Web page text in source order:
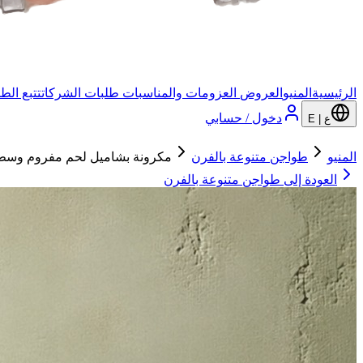
الرئيسية المنيو العروض العزومات والمناسبات طلبات الشركاتتتبع
ع | E دخول / حسابي
المنيو طواجن متنوعة بالفرن
مكرونة بشاميل لحم مفروم
العودة إلى طواجن متنوعة بالفرن